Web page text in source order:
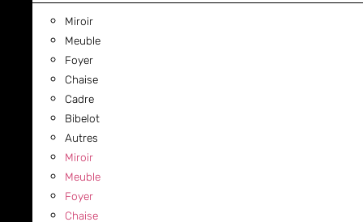
Miroir
Meuble
Foyer
Chaise
Cadre
Bibelot
Autres
Miroir
Meuble
Foyer
Chaise